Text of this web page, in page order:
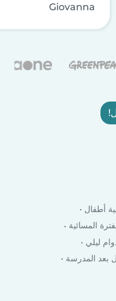
Giovanna
أطفال
المسائية
ليلي
بعد المدرسة